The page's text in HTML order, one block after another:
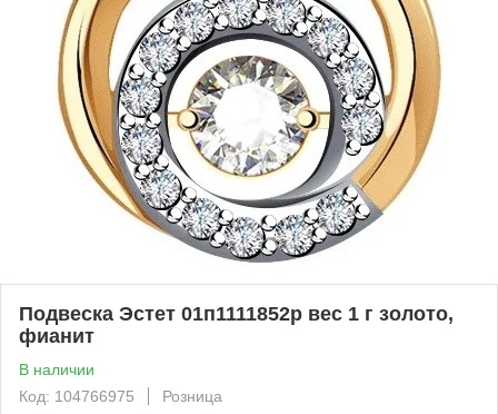
Подвеска Эстет 01п1111852р вес 1 г золото,
фианит
В наличии
Код: 104766975
Розница